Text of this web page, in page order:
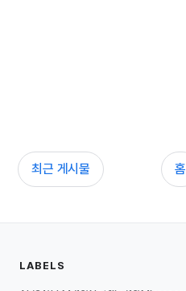
최근 게시물 홈
LABELS